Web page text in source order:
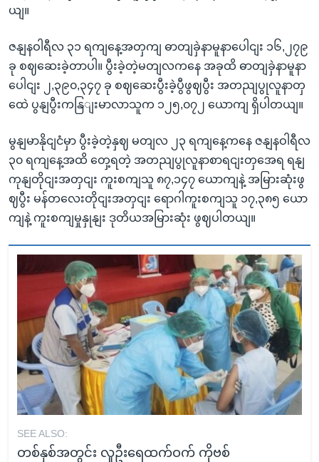
ယျ။
ဇနျနဝါရီလ ၃၁ ရကျနေ့အတှကျ ဓာတျခှဲနာမူနာပေါငျး ၁၆,၂၇၉
ခု စဈဆေးခဲ့တာပါ။ ပွီးခဲ့တဲ့မတျလကနေ အခုထိ ဓာတျခှဲနာမူနာ
ပေါငျး ၂,၃၉၀,၃၄၇ ခု စဈဆေးပွီးခဲ့ပွီဖွဈပွီး အတညျပွုလူနာတှ
ထေဲ ပွနျပွီးကနြျးမာလာသူက ၁၂၅,၀၇၂ ယောကျ ရှိပါတယျ။
မွနျမာနိုငျငံမှာ ပွီးခဲ့တဲ့နှဈ မတျလ ၂၃ ရကျနေ့ကနေ ဇနျနဝါရီလ
၃၀ ရကျနေ့အထိ တှေ့ရတဲ့ အတညျပွုလူနာစာရငျးတှအေရ ရနျ
ကုနျတိုငျးအတှငျး ကူးစကျသူ ၈၇,၁၄၇ ယောကျနဲ့ အမြားဆုံးဖွ
ဈပွီး မန်တလေးတိုငျးအတှငျး ရောဂါကူးစကျသူ ၁၇,၃၈၅ ယော
ကျနဲ့ ကူးစကျမှုနှုနျး ဒုတိယအမြားဆုံး ဖွဈပါတယျ။
SEE ALSO:
တစ်နှစ်အတွင်း လူဦးရေထက်ဝက် ကိုဗစ်